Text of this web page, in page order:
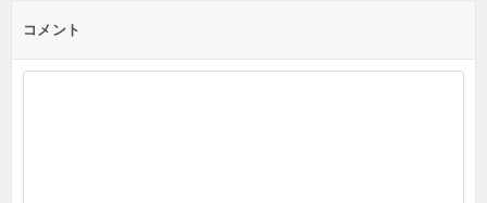
コメント